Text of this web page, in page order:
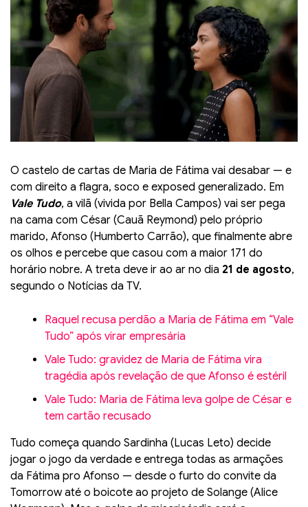
O castelo de cartas de Maria de Fátima vai desabar — e
com direito a flagra, soco e exposed generalizado. Em
Vale Tudo, a vilã (vivida por Bella Campos) vai ser pega
na cama com César (Cauã Reymond) pelo próprio
marido, Afonso (Humberto Carrão), que finalmente abre
os olhos e percebe que casou com a maior 171 do
horário nobre. A treta deve ir ao ar no dia 21 de agosto,
segundo o Notícias da TV.
Raquel recusa perdão a Maria de Fátima em “Vale
Tudo” após virar empresária
Vale Tudo: gravidez de Maria de Fátima vira
tragédia após revelação de que Afonso é estéril
Vale Tudo: Maria de Fátima leva golpe de César e
tem cartão recusado
Tudo começa quando Sardinha (Lucas Leto) decide
jogar o jogo da verdade e entrega todas as armações
da Fátima pro Afonso — desde o furto do convite da
Tomorrow até o boicote ao projeto de Solange (Alice